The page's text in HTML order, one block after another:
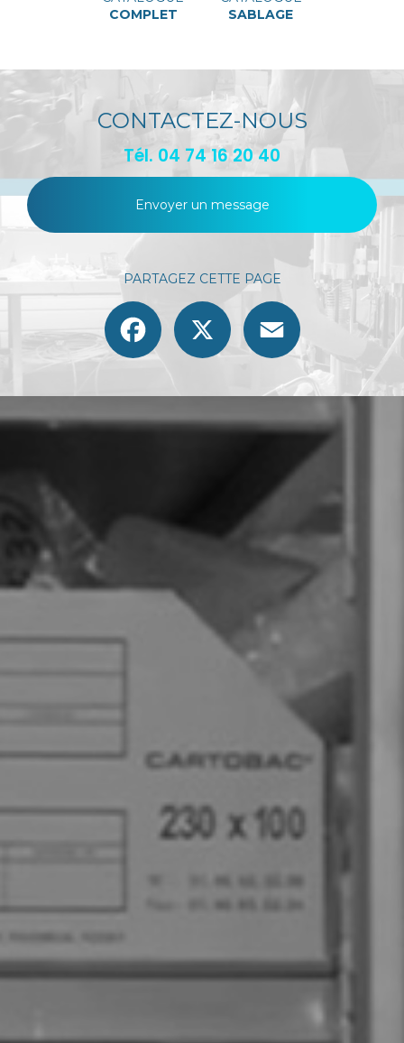
COMPLET
SABLAGE
CONTACTEZ-NOUS
Tél. 04 74 16 20 40
Envoyer un message
PARTAGEZ CETTE PAGE
Facebook